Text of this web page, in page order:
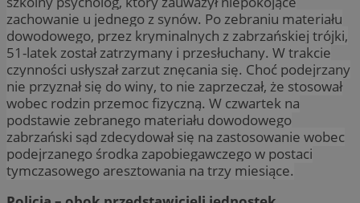
zachowanie u jednego z synów. Po zebraniu materiału
dowodowego, przez kryminalnych z zabrzańskiej trójki,
51-latek został zatrzymany i przesłuchany. W trakcie
czynności usłyszał zarzut znęcania się. Choć podejrzany
nie przyznał się do winy, to nie zaprzeczał, że stosował
wobec rodzin przemoc fizyczną. W czwartek na
podstawie zebranego materiału dowodowego
zabrzański sąd zdecydował się na zastosowanie wobec
podejrzanego środka zapobiegawczego w postaci
tymczasowego aresztowania na trzy miesiące.